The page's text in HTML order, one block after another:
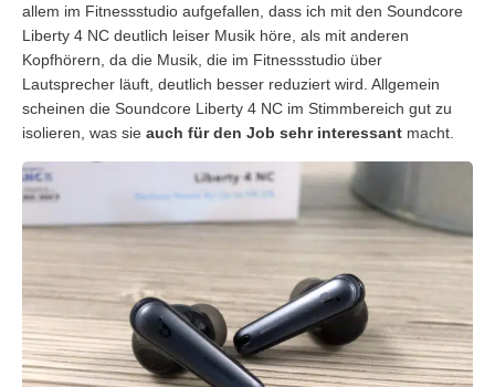
allem im Fitnessstudio aufgefallen, dass ich mit den Soundcore
Liberty 4 NC deutlich leiser Musik höre, als mit anderen
Kopfhörern, da die Musik, die im Fitnessstudio über
Lautsprecher läuft, deutlich besser reduziert wird. Allgemein
scheinen die Soundcore Liberty 4 NC im Stimmbereich gut zu
isolieren, was sie auch für den Job sehr interessant macht.